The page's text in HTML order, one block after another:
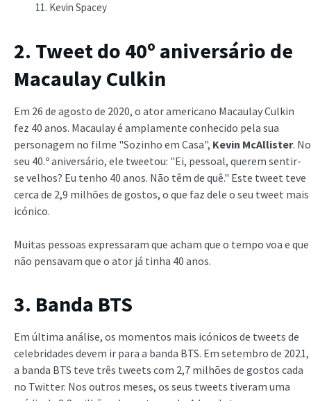
Kevin Spacey
2. Tweet do 40º aniversário de
Macaulay Culkin
Em 26 de agosto de 2020, o ator americano Macaulay Culkin
fez 40 anos. Macaulay é amplamente conhecido pela sua
personagem no filme "Sozinho em Casa", Kevin McAllister. No
seu 40.º aniversário, ele tweetou: "Ei, pessoal, querem sentir-
se velhos? Eu tenho 40 anos. Não têm de quê." Este tweet teve
cerca de 2,9 milhões de gostos, o que faz dele o seu tweet mais
icónico.
Muitas pessoas expressaram que acham que o tempo voa e que
não pensavam que o ator já tinha 40 anos.
3. Banda BTS
Em última análise, os momentos mais icónicos de tweets de
celebridades devem ir para a banda BTS. Em setembro de 2021,
a banda BTS teve três tweets com 2,7 milhões de gostos cada
no Twitter. Nos outros meses, os seus tweets tiveram uma